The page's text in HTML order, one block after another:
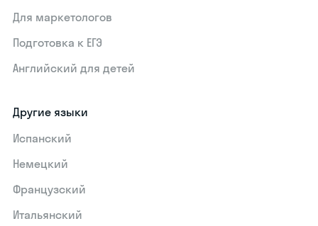
Для маркетологов
Подготовка к ЕГЭ
Английский для детей
Другие языки
Испанский
Немецкий
Французский
Итальянский